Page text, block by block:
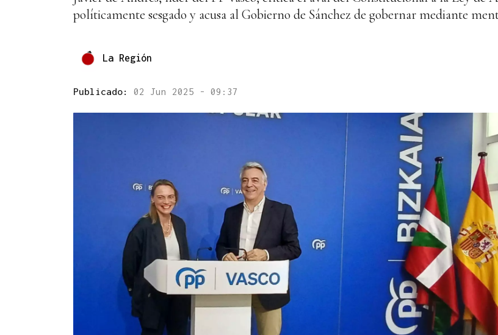
políticamente sesgado y acusa al Gobierno de Sánchez de gobernar mediante
La Región
Publicado: 02 Jun 2025 - 09:37